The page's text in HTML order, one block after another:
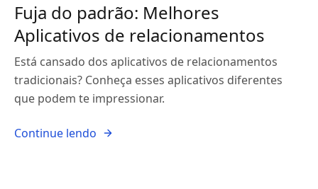
Fuja do padrão: Melhores
Aplicativos de relacionamentos
Está cansado dos aplicativos de relacionamentos
tradicionais? Conheça esses aplicativos diferentes
que podem te impressionar.
Continue lendo